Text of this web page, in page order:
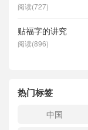
阅读(727)
贴福字的讲究
阅读(896)
热门标签
中国